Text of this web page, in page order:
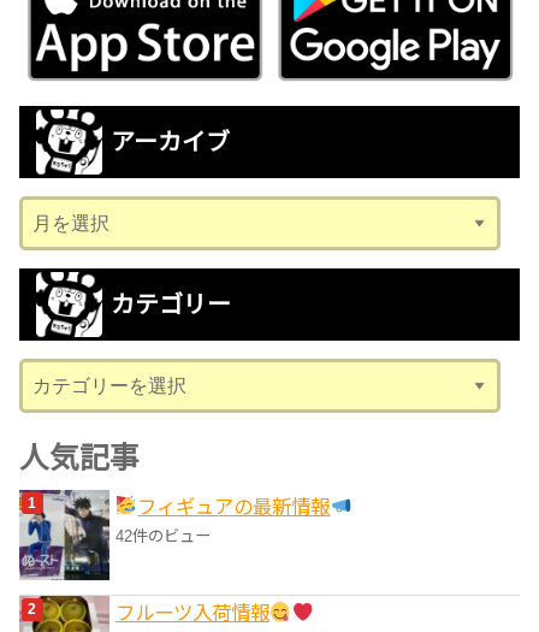
アーカイブ
ー
カ
ブ
カテゴリー
テ
ゴ
リ
ー
人気記事
フィギュアの最新情報
42件のビュー
フルーツ入荷情報